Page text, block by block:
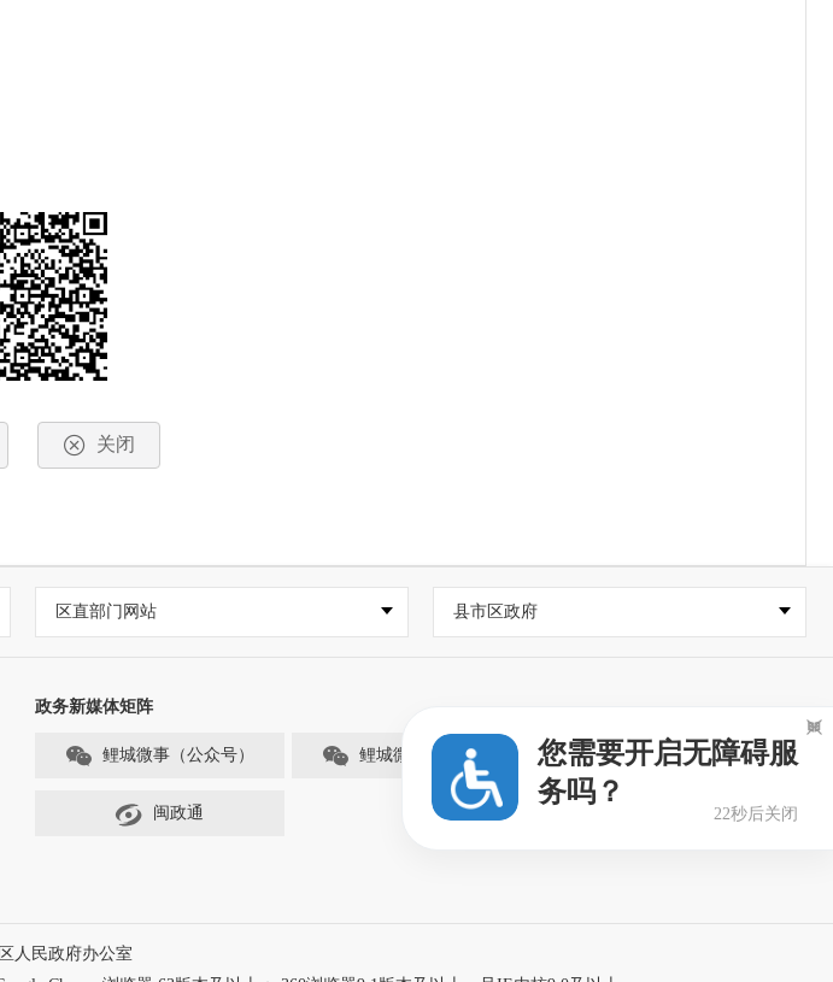
关闭
区直部门网站 县市区政府
政务新媒体矩阵
鲤城微事（公众号） 鲤城微事（视频号）
闽政通
人民政府办公室
您需要开启无障碍服
务吗？
21秒后关闭
